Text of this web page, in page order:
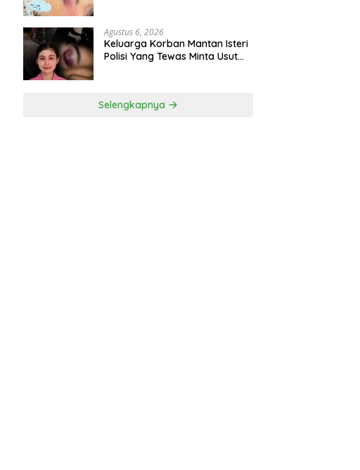
Agustus 6, 2026
Keluarga Korban Mantan Isteri
Polisi Yang Tewas Minta Usut
Selengkapnya